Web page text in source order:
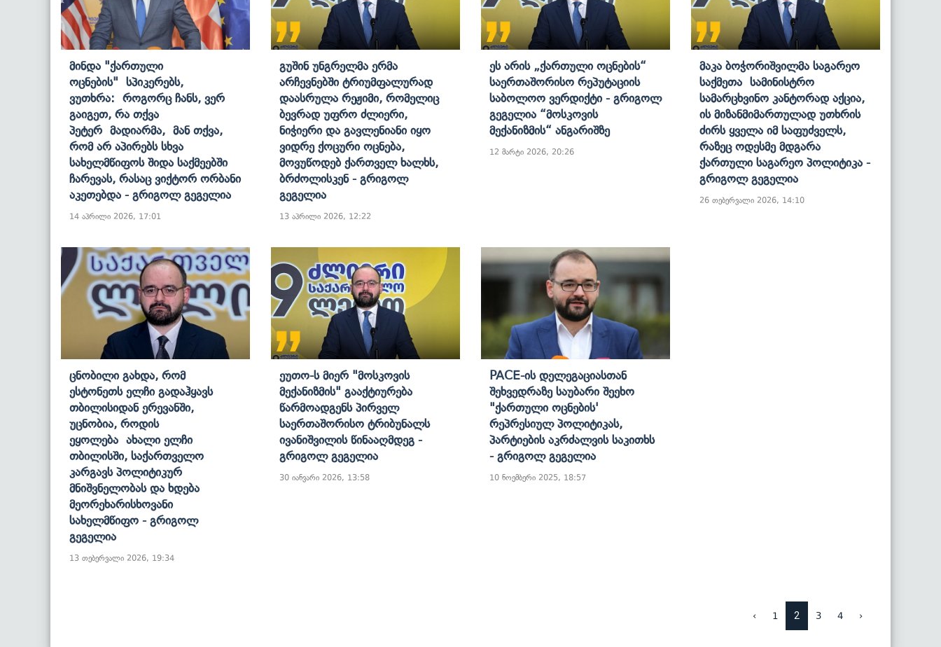
Მინდა "ქართული
Ოცნების" Სპიკერებს,
Ვუთხრა: Როგორც Ჩანს, Ვერ
Გაიგეთ, Რა Თქვა
Პეტერ Მადიარმა, Მან Თქვა,
Რომ Არ Აპირებს Სხვა
Სახელმწიფოს Შიდა Საქმეებში
Ჩარევას, Რასაც Ვიქტორ Ორბანი
Აკეთებდა - Გრიგოლ Გეგელია
14 აპრილი 2026, 17:01
Გუშინ Უნგრელმა Ერმა
Არჩევნებში Ტრიუმფალურად
Დაასრულა Რეჟიმი, Რომელიც
Ბევრად Უფრო Ძლიერი,
Ნიჭიერი Და Გავლენიანი Იყო
Ვიდრე Ქოცური Ოცნება,
Მოვუწოდებ Ქართველ Ხალხს,
Ბრძოლისკენ - Გრიგოლ
Გეგელია
13 აპრილი 2026, 12:22
Ეს Არის „ქართული Ოცნების“
Საერთაშორისო Რეპუტაციის
Საბოლოო Ვერდიქტი - Გრიგოლ
Გეგელია “მოსკოვის
Მექანიზმის“ Ანგარიშზე
12 მარტი 2026, 20:26
Მაკა Ბოჭორიშვილმა Საგარეო
Საქმეთა Სამინისტრო
Სამარცხვინო Კანტორად Აქცია,
Ის Მიზანმიმართულად Უთხრის
Ძირს Ყველა Იმ Საფუძველს,
Რაზეც Ოდესმე Მდგარა
Ქართული Საგარეო Პოლიტიკა -
Გრიგოლ Გეგელია
26 თებერვალი 2026, 14:10
Ცნობილი Გახდა, Რომ
Ესტონეთს Ელჩი Გადაჰყავს
Თბილისიდან Ერევანში,
Უცნობია, Როდის
Ეყოლება Ახალი Ელჩი
Თბილისში, Საქართველო
Კარგავს Პოლიტიკურ
Მნიშვნელობას Და Ხდება
Მეორეხარისხოვანი
Სახელმწიფო - Გრიგოლ
Გეგელია
13 თებერვალი 2026, 19:34
Ეუთო-Ს Მიერ "მოსკოვის
Მექანიზმის" Გააქტიურება
Წარმოადგენს Პირველ
Საერთაშორისო Ტრიბუნალს
Ივანიშვილის Წინააღმდეგ -
Გრიგოლ Გეგელია
30 იანვარი 2026, 13:58
PACE-Ის Დელეგაციასთან
Შეხვედრაზე Საუბარი Შეეხო
"ქართული Ოცნების'
Რეპრესიულ Პოლიტიკას,
Პარტიების Აკრძალვის Საკითხს
- Გრიგოლ Გეგელია
10 ნოემბერი 2025, 18:57
‹ 1 2 3 4 ›